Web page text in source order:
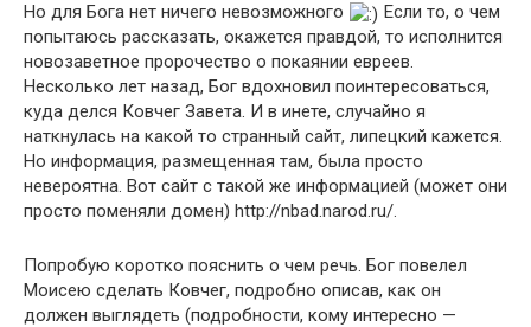
Но для Бога нет ничего невозможного
Если то, о чем
попытаюсь рассказать, окажется правдой, то исполнится
новозаветное пророчество о покаянии евреев.
Несколько лет назад, Бог вдохновил поинтересоваться,
куда делся Ковчег Завета. И в инете, случайно я
наткнулась на какой то странный сайт, липецкий кажется.
Но информация, размещенная там, была просто
невероятна. Вот сайт с такой же информацией (может они
просто поменяли домен) http://nbad.narod.ru/.
Попробую коротко пояснить о чем речь. Бог повелел
Моисею сделать Ковчег, подробно описав, как он
должен выглядеть (подробности, кому интересно —